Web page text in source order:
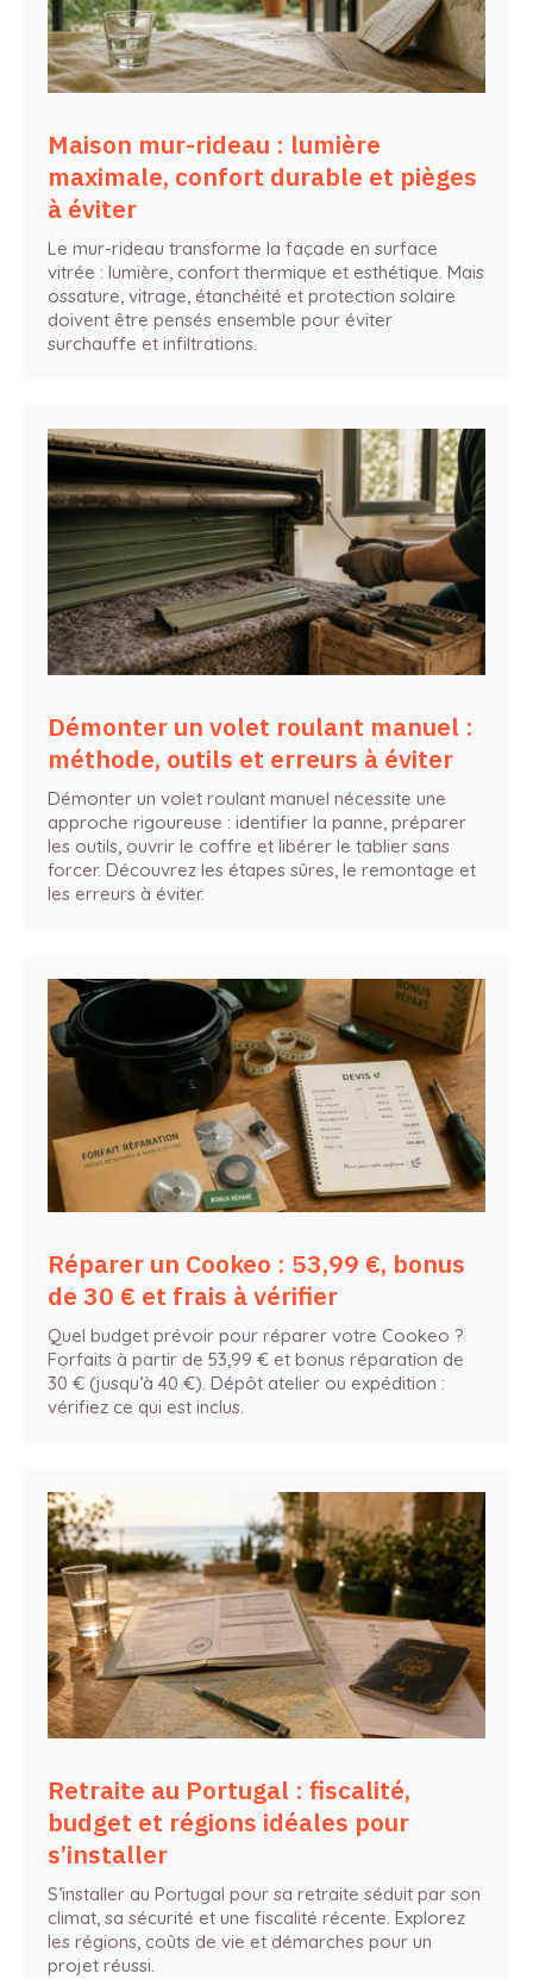
Maison mur-rideau : lumière
maximale, confort durable et pièges
à éviter
Le mur-rideau transforme la façade en surface
vitrée : lumière, confort thermique et esthétique. Mais
ossature, vitrage, étanchéité et protection solaire
doivent être pensés ensemble pour éviter
surchauffe et infiltrations.
Démonter un volet roulant manuel :
méthode, outils et erreurs à éviter
Démonter un volet roulant manuel nécessite une
approche rigoureuse : identifier la panne, préparer
les outils, ouvrir le coffre et libérer le tablier sans
forcer. Découvrez les étapes sûres, le remontage et
les erreurs à éviter.
Réparer un Cookeo : 53,99 €, bonus
de 30 € et frais à vérifier
Quel budget prévoir pour réparer votre Cookeo ?
Forfaits à partir de 53,99 € et bonus réparation de
30 € (jusqu’à 40 €). Dépôt atelier ou expédition :
vérifiez ce qui est inclus.
Retraite au Portugal : fiscalité,
budget et régions idéales pour
s’installer
S’installer au Portugal pour sa retraite séduit par son
climat, sa sécurité et une fiscalité récente. Explorez
les régions, coûts de vie et démarches pour un
projet réussi.